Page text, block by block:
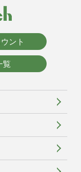
ント
覧